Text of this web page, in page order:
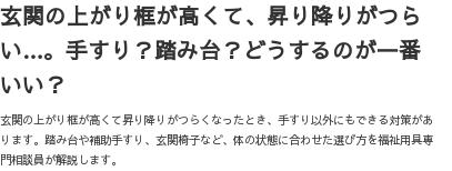
玄関の上がり框が高くて、昇り降りがつら
い…。手すり？踏み台？どうするのが一番
いい？
玄関の上がり框が高くて昇り降りがつらくなったとき、手すり以外にもできる対策があ
ります。踏み台や補助手すり、玄関椅子など、体の状態に合わせた選び方を福祉用具専
門相談員が解説します。